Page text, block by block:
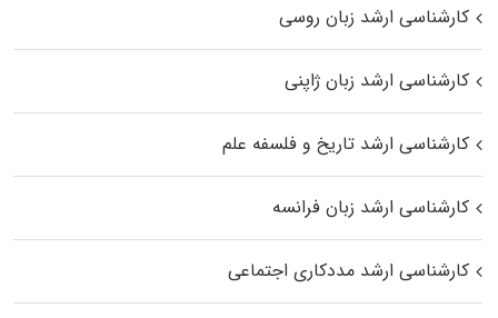
کارشناسی ارشد زبان روسی
کارشناسی ارشد زبان ژاپنی
کارشناسی ارشد تاریخ و فلسفه علم
کارشناسی ارشد زبان فرانسه
کارشناسی ارشد مددکاری اجتماعی